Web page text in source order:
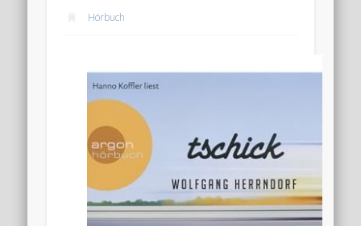
Hörbuch